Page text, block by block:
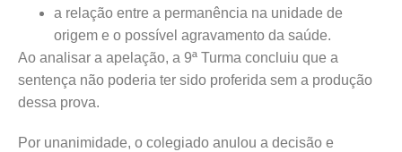
a relação entre a permanência na unidade de
origem e o possível agravamento da saúde.
Ao analisar a apelação, a 9ª Turma concluiu que a
sentença não poderia ter sido proferida sem a produção
dessa prova.
Por unanimidade, o colegiado anulou a decisão e